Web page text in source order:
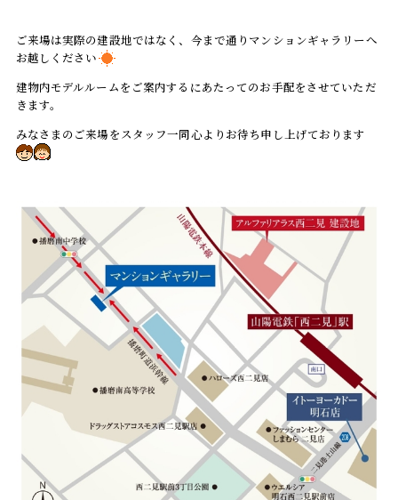
ご来場は実際の建設地ではなく、今まで通りマンションギャラリーへ
お越しください
建物内モデルルームをご案内するにあたってのお手配をさせていただ
きます。
みなさまのご来場をスタッフ一同心よりお待ち申し上げております